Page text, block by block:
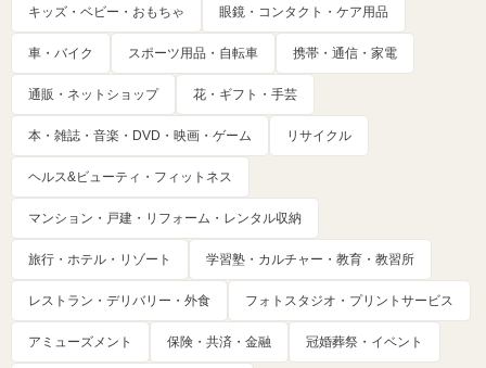
キッズ・ベビー・おもちゃ 眼鏡・コンタクト・ケア用品
車・バイク スポーツ用品・自転車 携帯・通信・家電
通販・ネットショップ 花・ギフト・手芸
本・雑誌・音楽・DVD・映画・ゲーム リサイクル
ヘルス&ビューティ・フィットネス
マンション・戸建・リフォーム・レンタル収納
旅行・ホテル・リゾート 学習塾・カルチャー・教育・教習所
レストラン・デリバリー・外食 フォトスタジオ・プリントサービス
アミューズメント 保険・共済・金融 冠婚葬祭・イベント